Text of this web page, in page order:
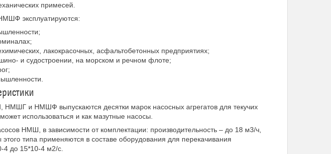
примесей.
эксплуатируются:
лакокрасочных, асфальтобетонных предприятиях;
и судостроении, на морском и речном флоте;
и НМШФ выпускаются десятки марок насосных агрегатов для текучих
использоваться и как мазутные насосы.
НМШ, в зависимости от комплектации: производительность – до 18 м3/ч,
типа применяются в составе оборудования для перекачивания
4 до 15*10-4 м2/с.